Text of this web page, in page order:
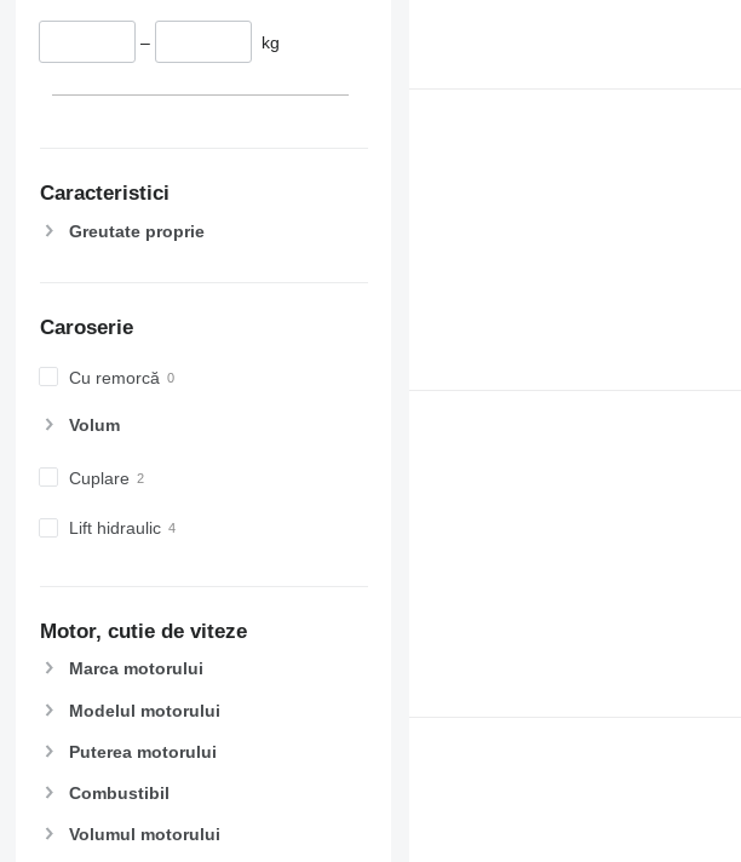
– kg
Caracteristici
Greutate proprie
Caroserie
Cu remorcă
Volum
Cuplare
Lift hidraulic
Motor, cutie de viteze
Marca motorului
Modelul motorului
Puterea motorului
Combustibil
Volumul motorului